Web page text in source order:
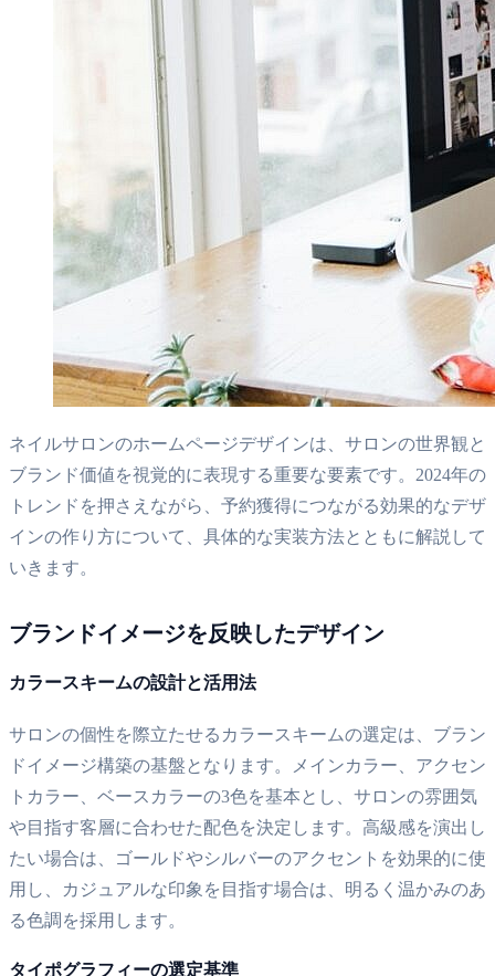
ネイルサロンのホームページデザインは、サロンの世界観と
ブランド価値を視覚的に表現する重要な要素です。2024年の
トレンドを押さえながら、予約獲得につながる効果的なデザ
インの作り方について、具体的な実装方法とともに解説して
いきます。
ブランドイメージを反映したデザイン
カラースキームの設計と活用法
サロンの個性を際立たせるカラースキームの選定は、ブラン
ドイメージ構築の基盤となります。メインカラー、アクセン
トカラー、ベースカラーの3色を基本とし、サロンの雰囲気
や目指す客層に合わせた配色を決定します。高級感を演出し
たい場合は、ゴールドやシルバーのアクセントを効果的に使
用し、カジュアルな印象を目指す場合は、明るく温かみのあ
る色調を採用します。
タイポグラフィーの選定基準